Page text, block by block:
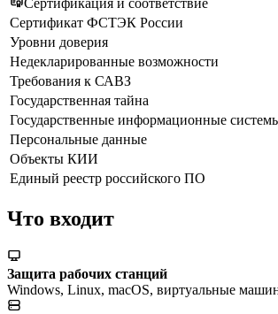
Сертификация и соответствие
Сертификат ФСТЭК России
Уровни доверия
Недекларированные возможности
Требования к САВЗ
Государственная тайна
Государственные информационные
Персональные данные
Объекты КИИ
Единый реестр российского ПО
Что входит
Защита рабочих станций
Windows, Linux, macOS, виртуальные